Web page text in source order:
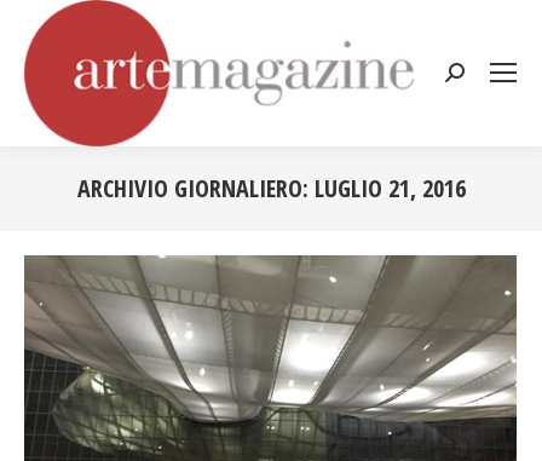
Cerca:
ARCHIVIO GIORNALIERO: LUGLIO 21, 2016